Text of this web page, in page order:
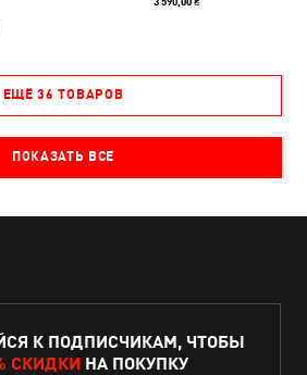
ЕЩЁ 36 ТОВАРОВ
ПОКАЗАТЬ ВСЕ
К ПОДПИСЧИКАМ, ЧТОБЫ
СКИДКИ НА ПОКУПКУ